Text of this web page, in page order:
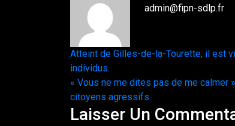
admin@fipn-sdlp.fr
Navigation
de
l’article
Atteint de Gilles-de-la-Tourette, il est
individus.
« Vous ne me dites pas de me calmer
citoyens agressifs.
Laisser Un